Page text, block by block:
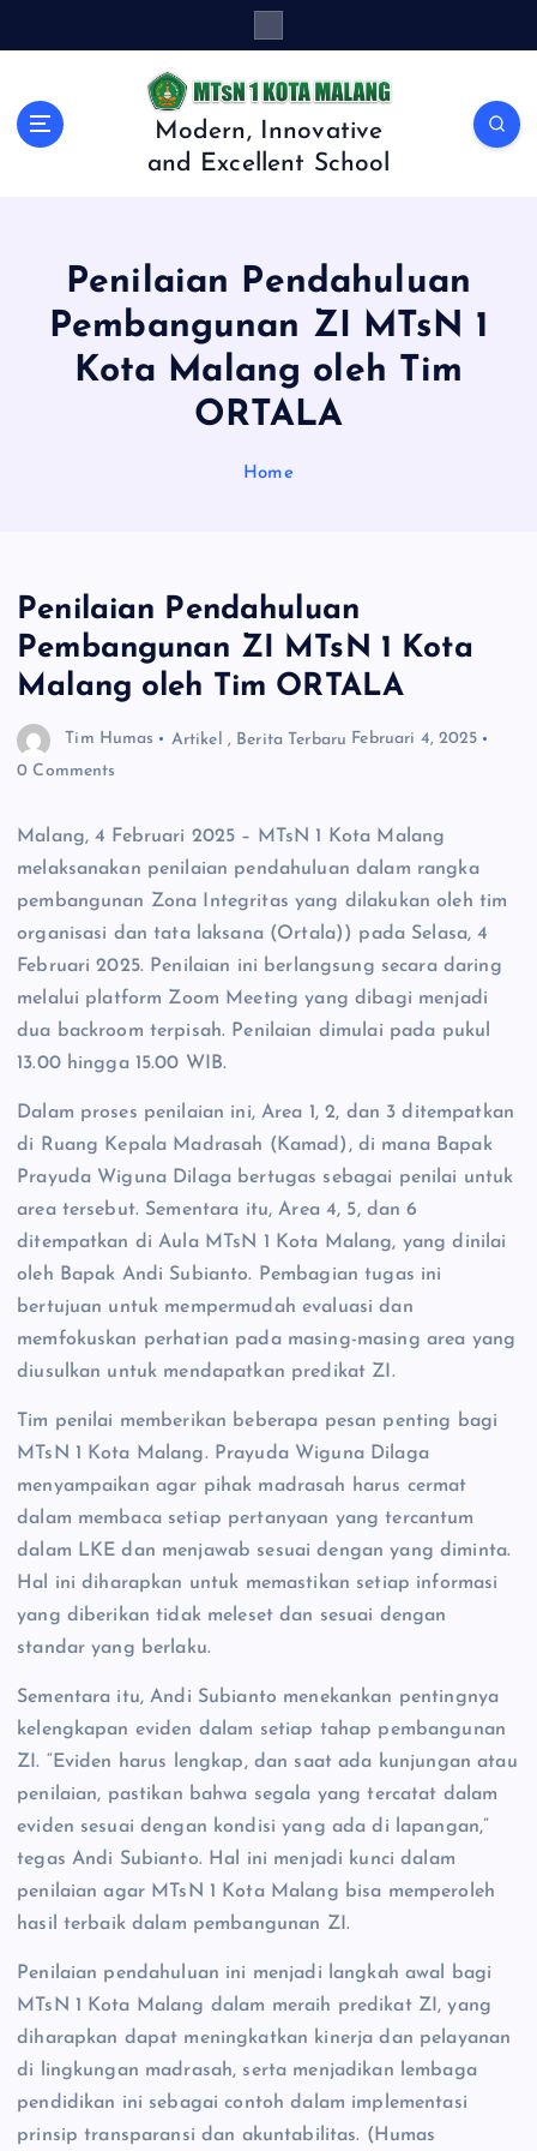
Modern, Innovative
and Excellent School
Penilaian Pendahuluan
Pembangunan ZI MTsN 1
Kota Malang oleh Tim
ORTALA
Home
Penilaian Pendahuluan
Pembangunan ZI MTsN 1 Kota
Malang oleh Tim ORTALA
Tim Humas Artikel , Berita Terbaru Februari 4, 2025
0 Comments
Malang, 4 Februari 2025 – MTsN 1 Kota Malang
melaksanakan penilaian pendahuluan dalam rangka
pembangunan Zona Integritas yang dilakukan oleh tim
organisasi dan tata laksana (Ortala)) pada Selasa, 4
Februari 2025. Penilaian ini berlangsung secara daring
melalui platform Zoom Meeting yang dibagi menjadi
dua backroom terpisah. Penilaian dimulai pada pukul
13.00 hingga 15.00 WIB.
Dalam proses penilaian ini, Area 1, 2, dan 3 ditempatkan
di Ruang Kepala Madrasah (Kamad), di mana Bapak
Prayuda Wiguna Dilaga bertugas sebagai penilai untuk
area tersebut. Sementara itu, Area 4, 5, dan 6
ditempatkan di Aula MTsN 1 Kota Malang, yang dinilai
oleh Bapak Andi Subianto. Pembagian tugas ini
bertujuan untuk mempermudah evaluasi dan
memfokuskan perhatian pada masing-masing area yang
diusulkan untuk mendapatkan predikat ZI.
Tim penilai memberikan beberapa pesan penting bagi
MTsN 1 Kota Malang. Prayuda Wiguna Dilaga
menyampaikan agar pihak madrasah harus cermat
dalam membaca setiap pertanyaan yang tercantum
dalam LKE dan menjawab sesuai dengan yang diminta.
Hal ini diharapkan untuk memastikan setiap informasi
yang diberikan tidak meleset dan sesuai dengan
standar yang berlaku.
Sementara itu, Andi Subianto menekankan pentingnya
kelengkapan eviden dalam setiap tahap pembangunan
ZI. “Eviden harus lengkap, dan saat ada kunjungan atau
penilaian, pastikan bahwa segala yang tercatat dalam
eviden sesuai dengan kondisi yang ada di lapangan,”
tegas Andi Subianto. Hal ini menjadi kunci dalam
penilaian agar MTsN 1 Kota Malang bisa memperoleh
hasil terbaik dalam pembangunan ZI.
Penilaian pendahuluan ini menjadi langkah awal bagi
MTsN 1 Kota Malang dalam meraih predikat ZI, yang
diharapkan dapat meningkatkan kinerja dan pelayanan
di lingkungan madrasah, serta menjadikan lembaga
pendidikan ini sebagai contoh dalam implementasi
prinsip transparansi dan akuntabilitas. (Humas